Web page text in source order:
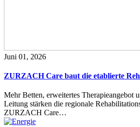
Juni 01, 2026
ZURZACH Care baut die etablierte
Mehr Betten, erweitertes Therapieangebot
Leitung stärken die regionale
ZURZACH Care…